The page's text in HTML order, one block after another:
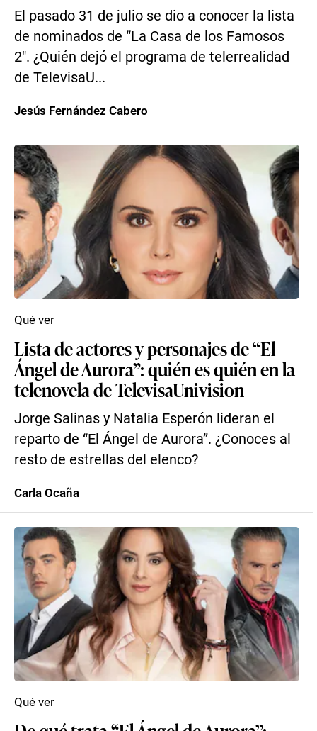
El pasado 31 de julio se dio a conocer la lista
de nominados de “La Casa de los Famosos
2″. ¿Quién dejó el programa de telerrealidad
de TelevisaU...
Jesús Fernández Cabero
Lista de actores y personajes de “El
Ángel de Aurora”: quién es quién en la
telenovela de TelevisaUnivision
Jorge Salinas y Natalia Esperón lideran el
reparto de “El Ángel de Aurora”. ¿Conoces al
resto de estrellas del elenco?
Qué ver
Carla Ocaña
Qué ver